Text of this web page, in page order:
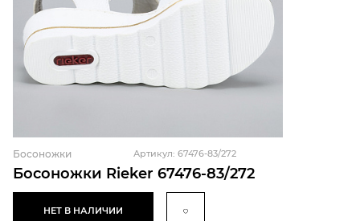
Босоножки Rieker 67476-83/272
Босоножки Артикул: 67476-83/272
НЕТ В НАЛИЧИИ